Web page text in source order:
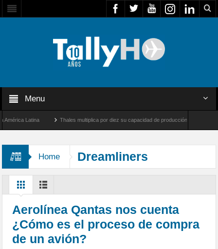
Menu
Latina Thales multiplica por diez su capacidad de producción de radares en
Home Dreamliners
Aerolínea Qantas nos cuenta
¿Cómo es el proceso de compra
de un avión?